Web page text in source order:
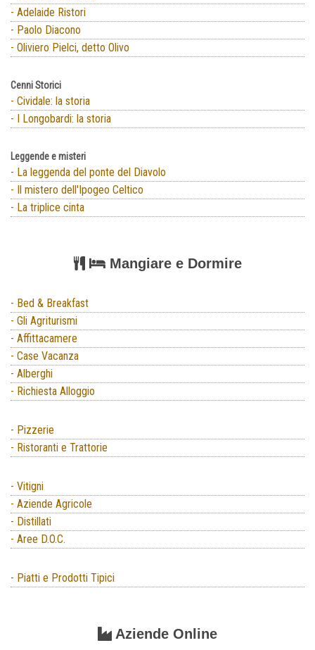
- Adelaide Ristori
- Paolo Diacono
- Oliviero Pielci, detto Olivo
Cenni Storici
- Cividale: la storia
- I Longobardi: la storia
Leggende e misteri
- La leggenda del ponte del Diavolo
- Il mistero dell'Ipogeo Celtico
- La triplice cinta
Mangiare e Dormire
- Bed & Breakfast
- Gli Agriturismi
- Affittacamere
- Case Vacanza
- Alberghi
- Richiesta Alloggio
- Pizzerie
- Ristoranti e Trattorie
- Vitigni
- Aziende Agricole
- Distillati
- Aree D.O.C.
- Piatti e Prodotti Tipici
Aziende Online